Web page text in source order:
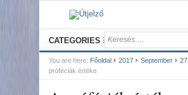
CATEGORIES
You are here: Főoldal 2017 September 27
próféciák értéke